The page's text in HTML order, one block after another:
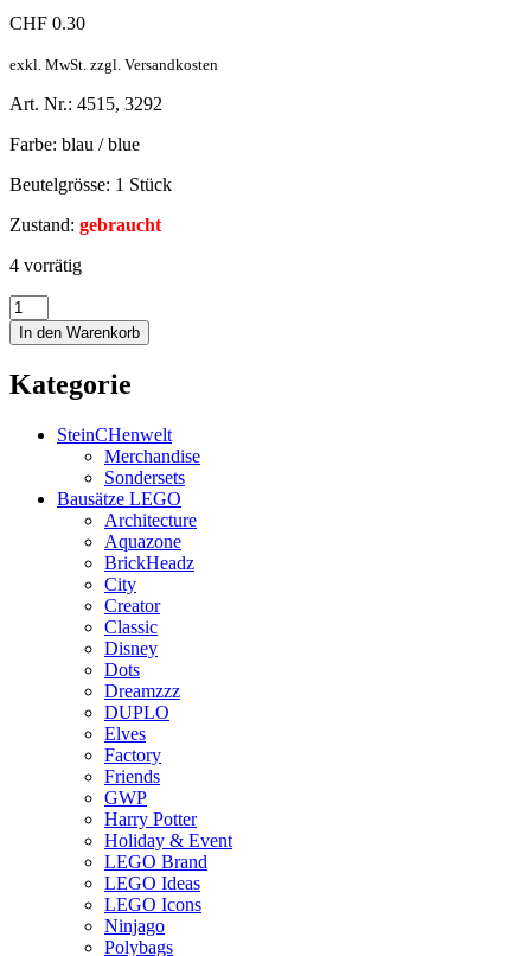
CHF 0.30
exkl. MwSt. zzgl. Versandkosten
Art. Nr.: 4515, 3292
Farbe: blau / blue
Beutelgrösse: 1 Stück
Zustand: gebraucht
4 vorrätig
In den Warenkorb
Kategorie
SteinCHenwelt
Merchandise
Sondersets
Bausätze LEGO
Architecture
Aquazone
BrickHeadz
City
Creator
Classic
Disney
Dots
Dreamzzz
DUPLO
Elves
Factory
Friends
GWP
Harry Potter
Holiday & Event
LEGO Brand
LEGO Ideas
LEGO Icons
Ninjago
Polybags